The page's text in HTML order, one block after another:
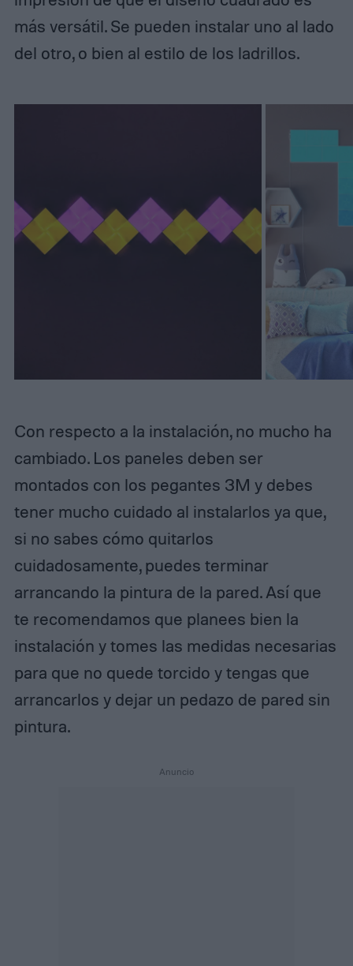
más versátil. Se pueden instalar uno al lado
del otro, o bien al estilo de los ladrillos.
Con respecto a la instalación, no mucho ha
cambiado. Los paneles deben ser
montados con los pegantes 3M y debes
tener mucho cuidado al instalarlos ya que,
si no sabes cómo quitarlos
cuidadosamente, puedes terminar
arrancando la pintura de la pared. Así que
te recomendamos que planees bien la
instalación y tomes las medidas necesarias
para que no quede torcido y tengas que
arrancarlos y dejar un pedazo de pared sin
pintura.